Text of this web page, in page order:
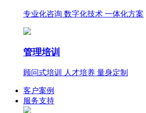
专业化咨询 数字化技术 一体化方案
管理培训
顾问式培训 人才培养 量身定制
客户案例
服务支持